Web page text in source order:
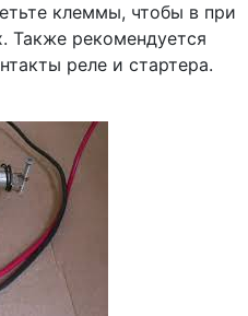
клеммы, чтобы в при
Также рекомендуется
реле и стартера.